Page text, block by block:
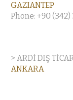
GAZIANTEP
Phone: +90 (342)
> ARDİ DIŞ
ANKARA